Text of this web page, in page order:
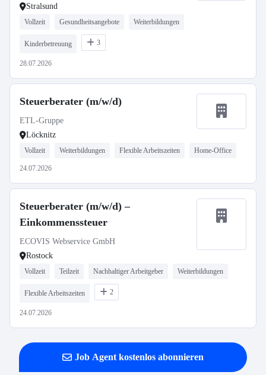
Stralsund
Vollzeit Gesundheitsangebote Weiterbildungen
Kinderbetreuung 3
28.07.2026
Steuerberater (m/w/d)
ETL-Gruppe
Löcknitz
Vollzeit Weiterbildungen Flexible Arbeitszeiten Home-Office
24.07.2026
Steuerberater (m/w/d) –
Einkommenssteuer
ECOVIS Webservice GmbH
Rostock
Vollzeit Teilzeit Nachhaltiger Arbeitgeber Weiterbildungen
Flexible Arbeitszeiten 2
24.07.2026
Job Agent kostenlos abonnieren